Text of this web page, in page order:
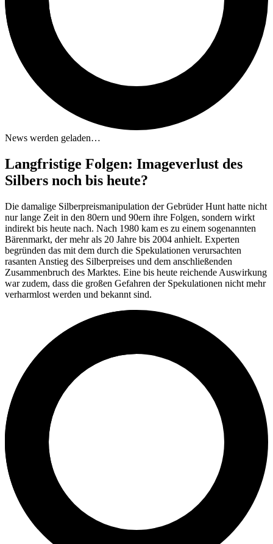
News werden geladen…
Langfristige Folgen: Imageverlust des
Silbers noch bis heute?
Die damalige Silberpreismanipulation der Gebrüder Hunt hatte nicht
nur lange Zeit in den 80ern und 90ern ihre Folgen, sondern wirkt
indirekt bis heute nach. Nach 1980 kam es zu einem sogenannten
Bärenmarkt, der mehr als 20 Jahre bis 2004 anhielt. Experten
begründen das mit dem durch die Spekulationen verursachten
rasanten Anstieg des Silberpreises und dem anschließenden
Zusammenbruch des Marktes. Eine bis heute reichende Auswirkung
war zudem, dass die großen Gefahren der Spekulationen nicht mehr
verharmlost werden und bekannt sind.